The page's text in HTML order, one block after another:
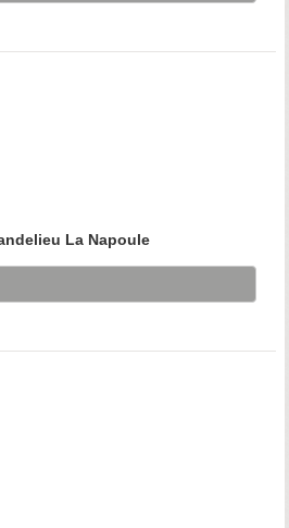
La Napoule